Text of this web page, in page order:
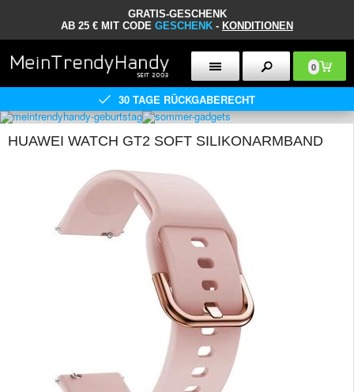
GRATIS-GESCHENK
AB 25 € MIT CODE GESCHENK - KONDITIONEN
0
30 TAGE RÜCKGABERECHT
HUAWEI WATCH GT2 SOFT SILIKONARMBAND